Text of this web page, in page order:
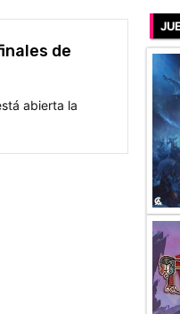
de
abierta la